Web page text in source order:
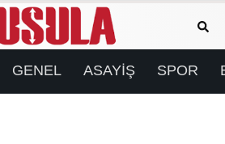
GENEL ASAYİŞ SPOR